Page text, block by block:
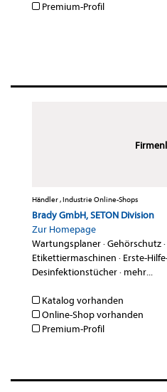
Premium-Profil
Händler , Industrie Online-Shops
Brady GmbH, SETON Division
Zur Homepage
Wartungsplaner·Gehörschutz·
Etikettiermaschinen · Erste-
Desinfektionstücher· mehr...
Katalog vorhanden
Online-Shop vorhanden
Premium-Profil